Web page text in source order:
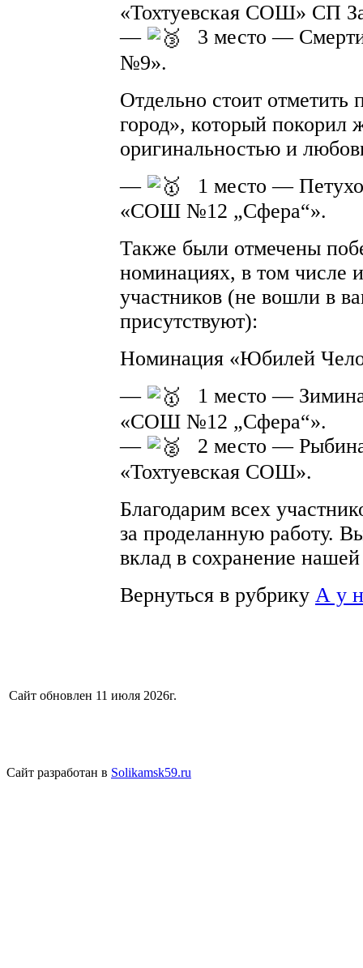
«Тохтуевская СОШ» СП
—
3 место —
№9».
Отдельно стоит
город», который покорил
оригинальностью и
—
1 место —
«СОШ №12 „Сфера“».
Также были отмечены
номинациях, в том числе
участников (не вошли в
присутствуют):
Номинация «Юбилей
—
1 место —
«СОШ №12 „Сфера“».
—
2 место —
«Тохтуевская СОШ».
Благодарим всех
за проделанную работу.
вклад в сохранение
Вернуться в рубрику А у
Сайт обновлен 11 июля 2026г.
Сайт разработан в Solikamsk59.ru